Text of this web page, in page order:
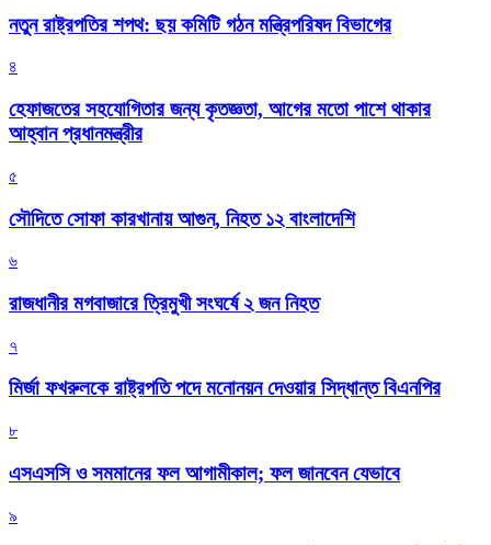
নতুন রাষ্ট্রপতির শপথ: ছয় কমিটি গঠন মন্ত্রিপরিষদ বিভাগের
৪
হেফাজতের সহযোগিতার জন্য কৃতজ্ঞতা, আগের মতো পাশে থাকার
আহ্বান প্রধানমন্ত্রীর
৫
সৌদিতে সোফা কারখানায় আগুন, নিহত ১২ বাংলাদেশি
৬
রাজধানীর মগবাজারে ত্রিমুখী সংঘর্ষে ২ জন নিহত
৭
মির্জা ফখরুলকে রাষ্ট্রপতি পদে মনোনয়ন দেওয়ার সিদ্ধান্ত বিএনপির
৮
এসএসসি ও সমমানের ফল আগামীকাল; ফল জানবেন যেভাবে
৯